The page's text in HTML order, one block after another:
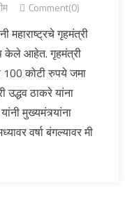
Comment(0)
महाराष्ट्रचे गृहमंत्री
केले आहेत. गृहमंत्री
100 कोटी रुपये जमा
उद्धव ठाकरे यांना
मुख्यमंत्र्यांना
वर्षा बंगल्यावर मी